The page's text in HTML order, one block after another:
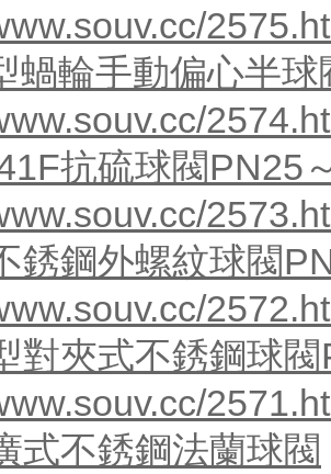
蝸輪手動偏心半
抗硫球閥PN25
銹鋼外螺紋球閥
對夾式不銹鋼球
式不銹鋼法蘭球閥